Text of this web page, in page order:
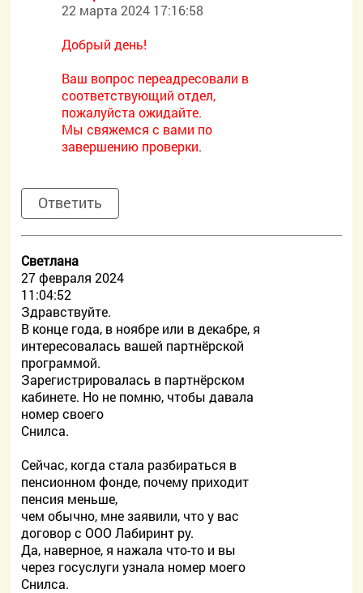
22 марта 2024 17:16:58
Добрый день!
Ваш вопрос переадресовали в
соответствующий отдел,
пожалуйста ожидайте.
Мы свяжемся с вами по
завершению проверки.
Ответить
Светлана
27 февраля 2024
11:04:52
Здравствуйте.
В конце года, в ноябре или в декабре, я
интересовалась вашей партнёрской
программой.
Зарегистрировалась в партнёрском
кабинете. Но не помню, чтобы давала
номер своего
Снилса.
Сейчас, когда стала разбираться в
пенсионном фонде, почему приходит
пенсия меньше,
чем обычно, мне заявили, что у вас
договор с ООО Лабиринт ру.
Да, наверное, я нажала что-то и вы
через госуслуги узнала номер моего
Снилса.